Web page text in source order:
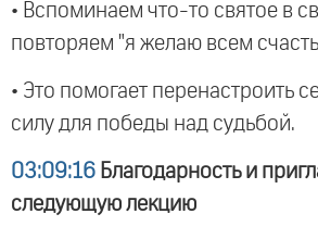
• Вспоминаем что-то святое в
повторяем "я желаю всем
• Это помогает перенастроить
силу для победы над судьбой.
03:09:16 Благодарность и
следующую лекцию